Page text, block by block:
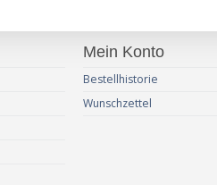
Mein Konto
Bestellhistorie
Wunschzettel